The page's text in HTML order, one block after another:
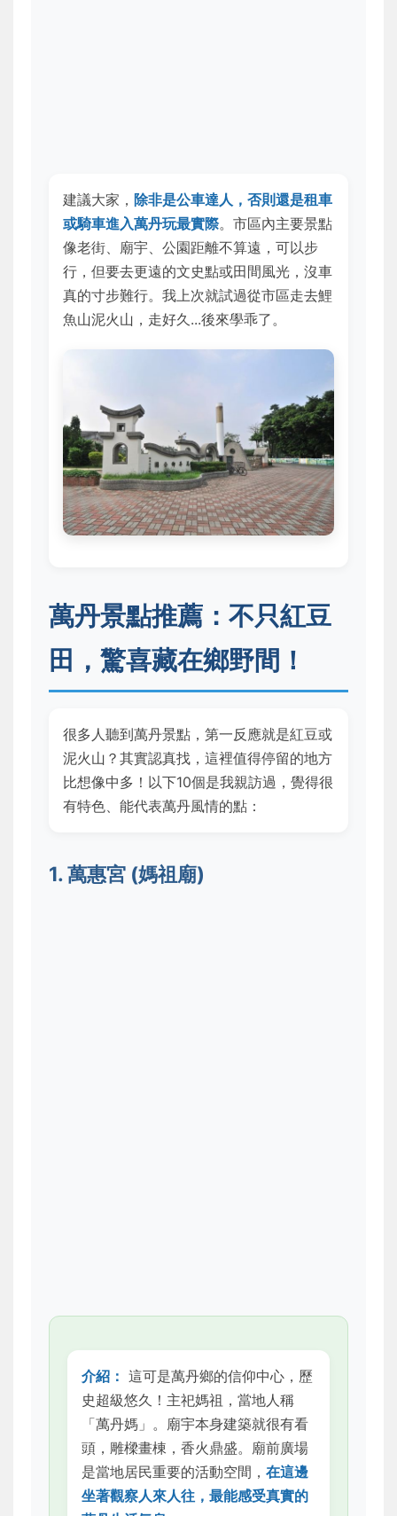
建議大家， 除非是公車達人，否則還是租車
或騎車進入萬丹玩最實際。市區內主要景點
像老街、廟宇、公園距離不算遠，可以步
行，但要去更遠的文史點或田間風光，沒車
真的寸步難行。我上次就試過從市區走去鯉
魚山泥火山，走好久...後來學乖了。
萬丹景點推薦：不只紅豆
田，驚喜藏在鄉野間！
很多人聽到萬丹景點，第一反應就是紅豆或
泥火山？其實認真找，這裡值得停留的地方
比想像中多！以下10個是我親訪過，覺得很
有特色、能代表萬丹風情的點：
1. 萬惠宮 (媽祖廟)
介紹： 這可是萬丹鄉的信仰中心，歷
史超級悠久！主祀媽祖，當地人稱
「萬丹媽」。廟宇本身建築就很有看
頭，雕樑畫棟，香火鼎盛。廟前廣場
是當地居民重要的活動空間， 在這邊
坐著觀察人來人往，最能感受真實的